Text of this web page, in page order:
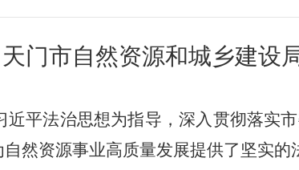
天门市自然资源和城乡建设
近平法治思想为指导，深入贯彻落实
然资源事业高质量发展提供了坚实的